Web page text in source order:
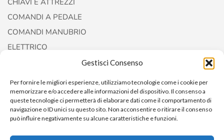
Gestisci Consenso
Per fornire le migliori esperienze, utilizziamo tecnologie come i cookie per
memorizzare e/o accedere alle informazioni del dispositivo. Il consenso a
queste tecnologie ci permetterà di elaborare dati come il comportamento di
navigazione o ID unici su questo sito. Non acconsentire o ritirare il consenso
può influire negativamente su alcune caratteristiche e funzioni.
COMANDI A PEDALE
COMANDI MANUBRIO
ELETTRICO
FORCELLE E AMMORTIZZATORI